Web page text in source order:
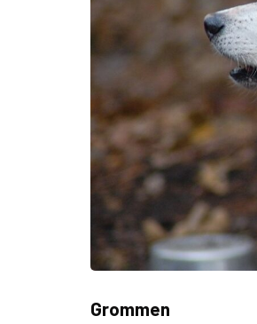
Grommen